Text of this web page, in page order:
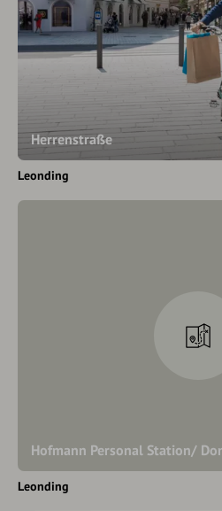
Herrenstraße
Leonding
Hofmann Personal Station/
Leonding